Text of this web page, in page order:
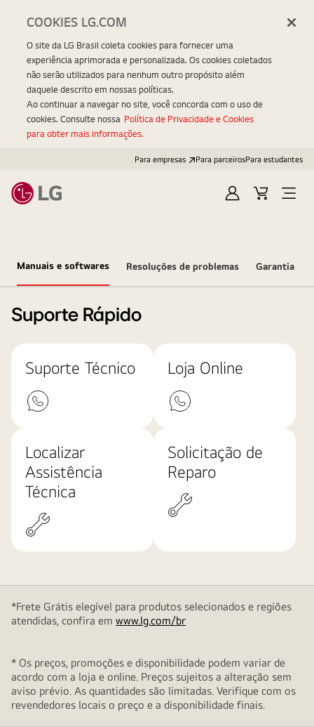
Para empresas Para parceirosPara estudantes
EntrarCarrinhoOpen
Manuais e softwares Resoluções de problemas Garantia
Suporte Rápido
Suporte Técnico Loja Online
Localizar
Assistência
Técnica
Solicitação de
Reparo
*Frete Grátis elegível para produtos selecionados e regiões
atendidas, confira em www.lg.com/br
* Os preços, promoções e disponibilidade podem variar de
acordo com a loja e online. Preços sujeitos a alteração sem
aviso prévio. As quantidades são limitadas. Verifique com os
revendedores locais o preço e a disponibilidade finais.
COOKIES LG.COM
O site da LG Brasil coleta cookies para fornecer uma
experiência aprimorada e personalizada. Os cookies coletados
não serão utilizados para nenhum outro propósito além
daquele descrito em nossas políticas.
Ao continuar a navegar no site, você concorda com o uso de
cookies. Consulte nossa Política de Privacidade e Cookies
para obter mais informações.